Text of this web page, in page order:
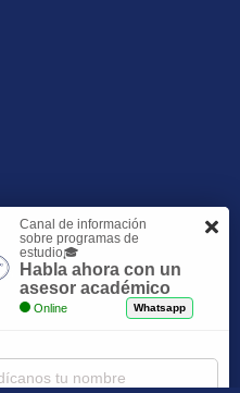
Canal de información
sobre programas de
estudio🎓
Habla ahora con un
asesor académico
Online Whatsapp